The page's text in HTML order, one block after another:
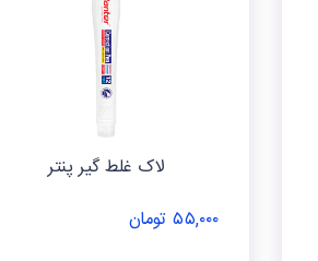
لاک غلط گیر پنتر
۵۵,۰۰۰ تومان